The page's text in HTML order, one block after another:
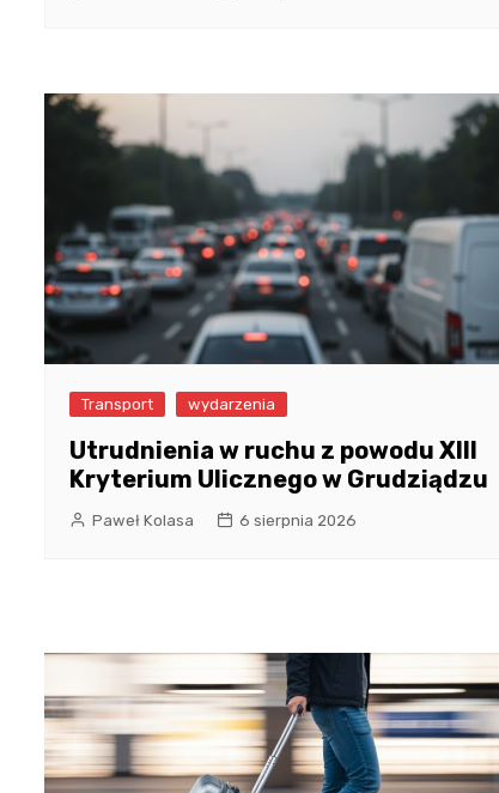
Transport wydarzenia
Utrudnienia w ruchu z powodu XIII
Kryterium Ulicznego w Grudziądzu
Paweł Kolasa 6 sierpnia 2026